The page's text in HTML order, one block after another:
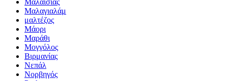
Μαλαισίας
Μαλαγιαλάμ
μαλτέζος
Μάορι
Μαράθι
Μογγόλος
Βιρμανίας
Νεπάλ
Νορβηγός